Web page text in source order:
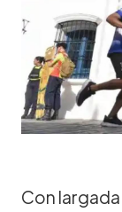
Con largada